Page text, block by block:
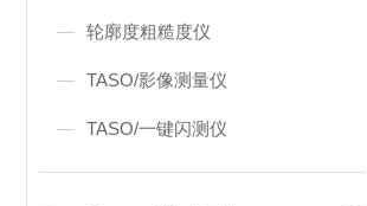
轮廓度粗糙度仪
TASO/影像测量仪
TASO/一键闪测仪